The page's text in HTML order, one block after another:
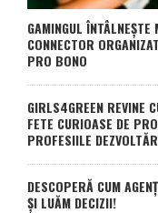
GAMINGUL ÎNTÂLNEȘTE
CONNECTOR
PRO BONO
GIRLS4GREEN REVINE
FETE CURIOASE DE
PROFESIILE
DESCOPERĂ CUM
ȘI LUĂM DECIZII!